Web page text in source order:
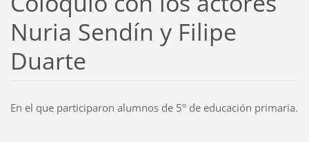
Nuria Sendín y Filipe
Duarte
En el que participaron alumnos de 5º de educación primaria.